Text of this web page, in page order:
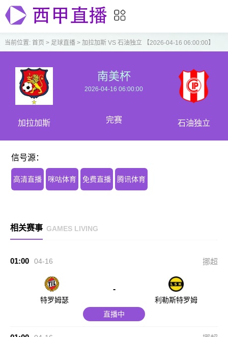
当前位置: 首页 > 足球直播> 加拉加斯 VS 石油独立 【2026-04-16 06:00:00】
加拉加斯
南美杯
2026-04-16 06:00:00
完赛 石油独立
信号源：
高清直播 咪咕体育 免费直播 腾讯体育
相关赛事 GAMES LIVING
01:00 04-16 挪超
特罗姆瑟
-
利勒斯特罗姆
直播中